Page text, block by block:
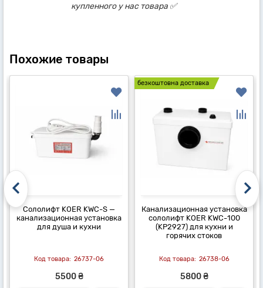
купленного у нас товара ✅
Похожие товары
Сололифт KOER KWC-S —
канализационная установка
для душа и кухни
26737-06
5500 ₴
безкоштовна доставка
Канализационная установка
сололифт KOER KWC-100
(KP2927) для кухни и
горячих стоков
26738-06
5800 ₴